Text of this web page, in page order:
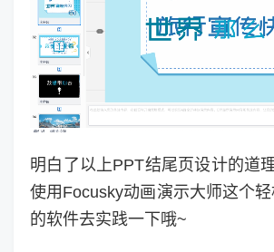
明白了以上PPT结尾页设计的道
使用Focusky动画演示大师这个
的软件去实践一下哦~